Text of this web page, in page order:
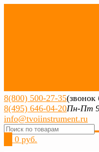
8(800) 500-27-35(звонок
8(495) 646-04-20Пн-Пт
info@tvoiinstrument.ru
0 руб.